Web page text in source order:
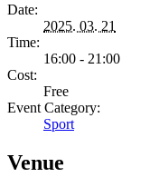
Date:
2025. 03. 21
Time:
16:00 - 21:00
Cost:
Free
Event Category:
Sport
Venue